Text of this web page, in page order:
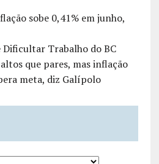
sobe 0,41% em junho,
Dificultar Trabalho do BC
que pares, mas inflação
meta, diz Galípolo